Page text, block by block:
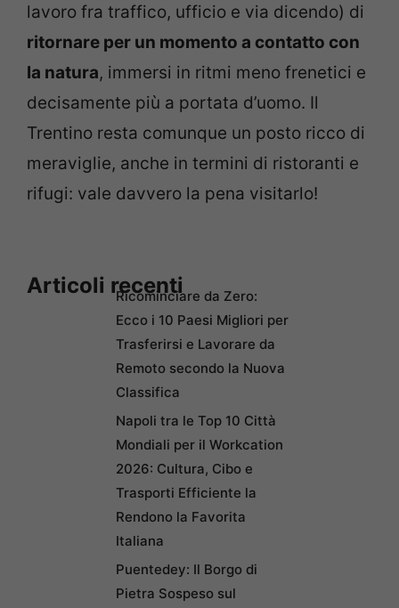
lavoro fra traffico, ufficio e via dicendo) di
ritornare per un momento a contatto con
la natura, immersi in ritmi meno frenetici e
decisamente più a portata d’uomo. Il
Trentino resta comunque un posto ricco di
meraviglie, anche in termini di ristoranti e
rifugi: vale davvero la pena visitarlo!
Articoli recentiRicominciare da Zero:
Ecco i 10 Paesi Migliori per
Trasferirsi e Lavorare da
Remoto secondo la Nuova
Classifica
Napoli tra le Top 10 Città
Mondiali per il Workcation
2026: Cultura, Cibo e
Trasporti Efficiente la
Rendono la Favorita
Italiana
Puentedey: Il Borgo di
Pietra Sospeso sul